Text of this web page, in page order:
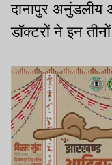
दानापुर अनुंडलीय
डॉक्टरों ने इन